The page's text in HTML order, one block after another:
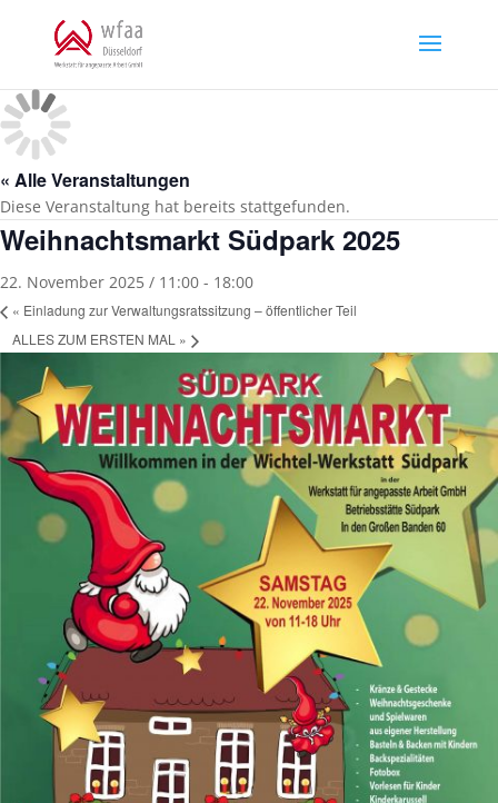
content
« Alle Veranstaltungen
Diese Veranstaltung hat bereits stattgefunden.
Weihnachtsmarkt Südpark 2025
22. November 2025 / 11:00 - 18:00
« Einladung zur Verwaltungsratssitzung – öffentlicher Teil
ALLES ZUM ERSTEN MAL »